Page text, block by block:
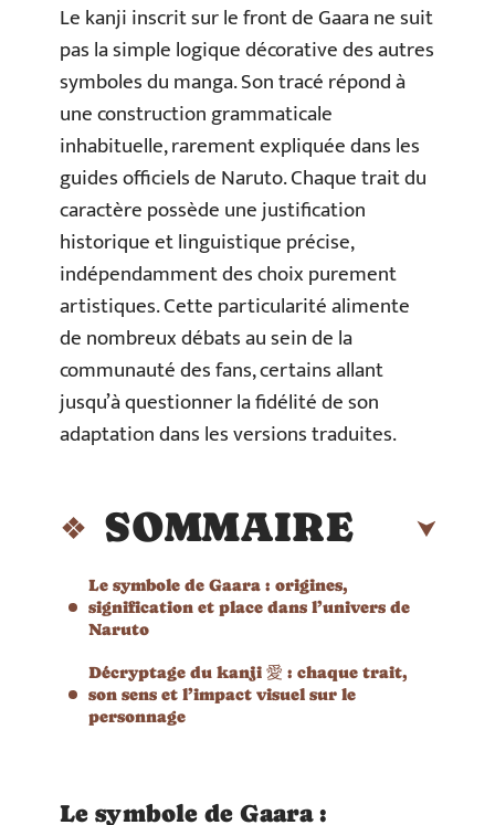
Le kanji inscrit sur le front de Gaara ne suit
pas la simple logique décorative des autres
symboles du manga. Son tracé répond à
une construction grammaticale
inhabituelle, rarement expliquée dans les
guides officiels de Naruto. Chaque trait du
caractère possède une justification
historique et linguistique précise,
indépendamment des choix purement
artistiques. Cette particularité alimente
de nombreux débats au sein de la
communauté des fans, certains allant
jusqu’à questionner la fidélité de son
adaptation dans les versions traduites.
SOMMAIRE
Le symbole de Gaara : origines,
signification et place dans l’univers de
Naruto
Décryptage du kanji 愛 : chaque trait,
son sens et l’impact visuel sur le
personnage
Le symbole de Gaara :